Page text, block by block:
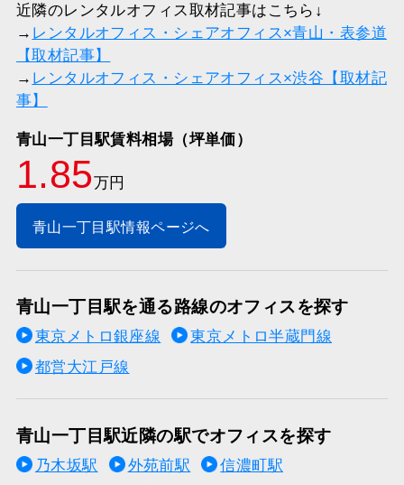
近隣のレンタルオフィス取材記事はこちら↓
→ レンタルオフィス・シェアオフィス×青山・表参道
【取材記事】
→ レンタルオフィス・シェアオフィス×渋谷【取材記
事】
青山一丁目駅賃料相場（坪単価）
1.85万円
青山一丁目駅情報ページへ
青山一丁目駅を通る路線のオフィスを探す
東京メトロ銀座線
東京メトロ半蔵門線
都営大江戸線
青山一丁目駅近隣の駅でオフィスを探す
乃木坂駅 外苑前駅
信濃町駅